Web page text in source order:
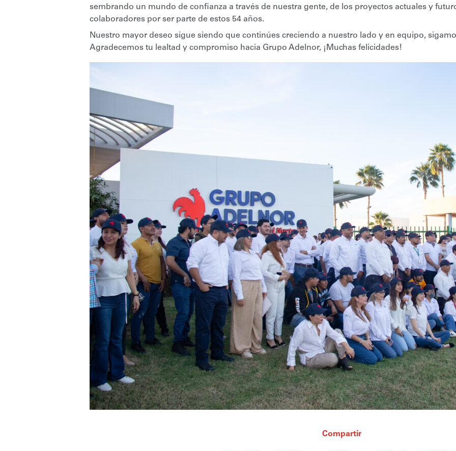
sembrando un mundo de confianza a través de nuestra gente, de los proyectos actuales y
colaboradores por ser parte de estos 54 años.
Nuestro mayor deseo sigue siendo que continúes creciendo a nuestro lado y en equipo,
Agradecemos tu lealtad y compromiso hacia Grupo Adelnor, ¡Muchas felicidades!
Compartir